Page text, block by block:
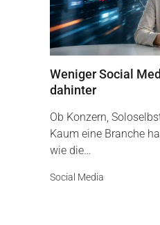
Weniger Social
dahinter
Ob Konzern,
Kaum eine Branche
wie die…
Social Media